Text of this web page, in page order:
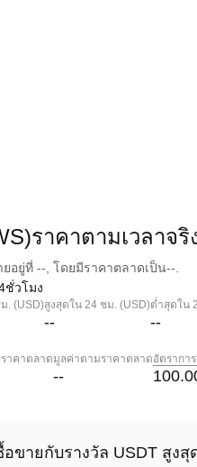
ราคาตามเวลาจริ
อยู่ที่ --, โดยมีราคาตลาดเป็น--.
ชั่วโมง
. (USD)สูงสุดใน 24 ชม. (USD)
--
ต่ำสุดใน
--
าคาตลาดมูลค่าตามราคาตลาด
--
อัตรากา
ขายกับรางวัล USDT สูงสุ